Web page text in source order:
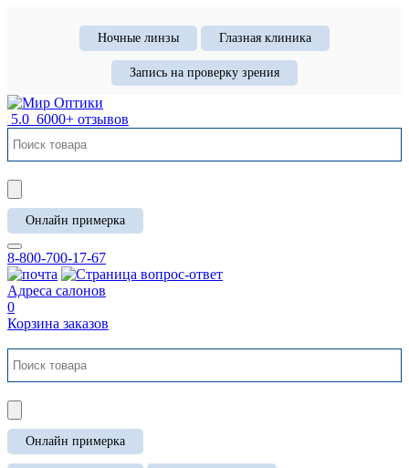
Ночные линзы Глазная клиника
Запись на проверку зрения
5.0 6000+ отзывов
Онлайн примерка
8-800-700-17-67
Адреса салонов
0
Корзина заказов
Онлайн примерка